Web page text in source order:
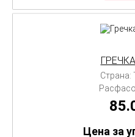
Страна:
Цена за